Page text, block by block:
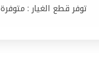
توفر قطع الغيار :